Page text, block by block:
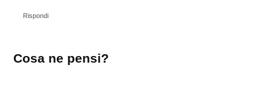
Rispondi
un
Cosa ne pensi?